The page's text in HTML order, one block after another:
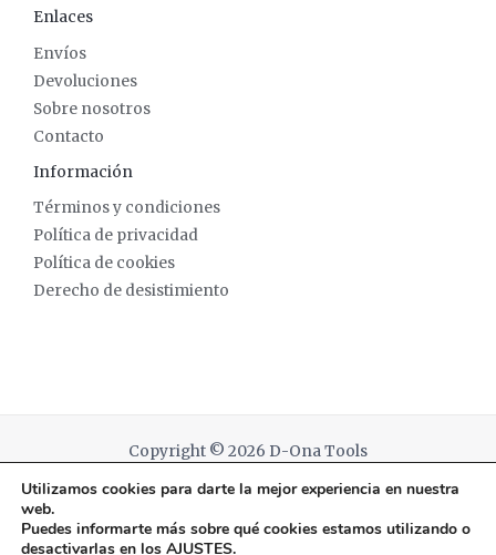
Enlaces
Envíos
Devoluciones
Sobre nosotros
Contacto
Información
Términos y condiciones
Política de privacidad
Política de cookies
Derecho de desistimiento
Copyright © 2026 D-Ona Tools
Powered by D-Ona Tools
Utilizamos cookies para darte la mejor experiencia en nuestra
web.
Puedes informarte más sobre qué cookies estamos utilizando o
desactivarlas en los AJUSTES.